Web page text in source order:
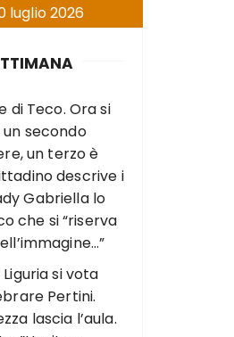
luglio 2026
di Teco. Ora si
secondo
un terzo è
descrive i
Gabriella lo
che si “riserva
si vota
Pertini.
lascia l’aula.